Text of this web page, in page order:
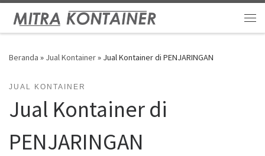
Skip to content
Beranda » Jual Kontainer» Jual Kontainer di PENJARINGAN
JUAL KONTAINER
Jual Kontainer di
PENJARINGAN